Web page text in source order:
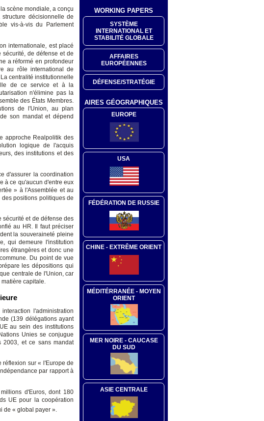
scène mondiale, a conçu
décisionnelle de
vis-à-vis du Parlement
internationale, est placé
de défense et de
a réformé en profondeur
au rôle international de
centralité institutionnelle
de ce service et à la
n'élimine pas la
des États Membres.
de l'Union, au plan
son mandat et dépend
approche Realpolitik des
logique de l'acquis
des institutions et des
d'assurer la coordination
à ce qu'aucun d'entre eux
» à l'Assemblée et au
positions politiques de
sécurité et de défense des
au HR. Il faut préciser
la souveraineté pleine
qui demeure l'institution
étrangères et donc une
Du point de vue
les dépositions qui
centrale de l'Union, car
capitale.
l'administration
(139 délégations ayant
au sein des institutions
Unies se conjugue
2003, et ce sans mandat
réflexion sur « l'Europe de
par rapport à
d'Euros, dont 180
UE pour la coopération
de « global payer ».
WORKING PAPERS
SYSTÈME
INTERNATIONAL ET
STABILITÉ GLOBALE
AFFAIRES
EUROPÉENNES
DÉFENSE/STRATÉGIE
AIRES GÉOGRAPHIQUES
EUROPE
USA
FÉDÉRATION DE RUSSIE
CHINE - EXTRÊME ORIENT
MÉDITÉRRANÉE - MOYEN
ORIENT
MER NOIRE - CAUCASE
DU SUD
ASIE CENTRALE